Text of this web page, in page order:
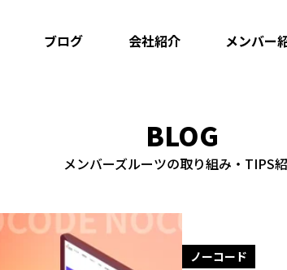
ブログ 会社紹介 メンバー
BLOG
メンバーズルーツの取り組み・TIPS
ノーコード